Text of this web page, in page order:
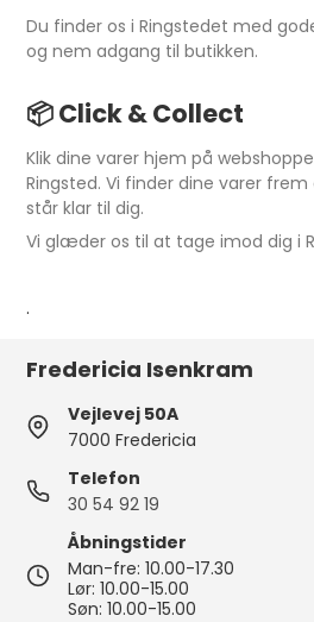
Du finder os i Ringstedet med
og nem adgang til butikken.
📦Click & Collect
Klik dine varer hjem på
Ringsted. Vi finder dine varer
står klar til dig.
Vi glæder os til at tage imod dig i
.
Fredericia Isenkram
Vejlevej 50A
7000 Fredericia
Telefon
30 54 92 19
Åbningstider
Man-fre: 10.00-17.30
Lør: 10.00-15.00
Søn: 10.00-15.00